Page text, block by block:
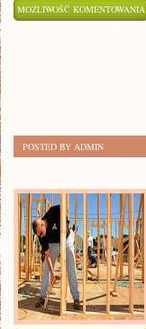
MOŻLIWOŚĆ KOMENTOWANIA
POSTED BY ADMIN